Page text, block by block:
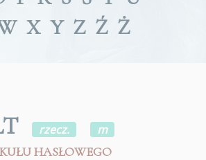
X Y Z Ź Ż
rzecz.
m
HASŁOWEGO